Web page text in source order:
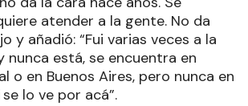
atender a la gente. No da
y añadió: “Fui varias veces a la
nunca está, se encuentra en
o en Buenos Aires, pero nunca en
lo ve por acá”.